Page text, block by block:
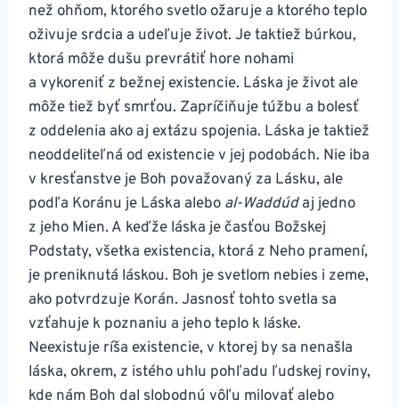
než ohňom, ktorého svetlo ožaruje a ktorého teplo
oživuje srdcia a udeľuje život. Je taktiež búrkou,
ktorá môže dušu prevrátiť hore nohami
a vykoreniť z bežnej existencie. Láska je život ale
môže tiež byť smrťou. Zapríčiňuje túžbu a bolesť
z oddelenia ako aj extázu spojenia. Láska je taktiež
neoddeliteľná od existencie v jej podobách. Nie iba
v kresťanstve je Boh považovaný za Lásku, ale
podľa Koránu je Láska alebo al-Waddúdaj jedno
z jeho Mien. A keďže láska je časťou Božskej
Podstaty, všetka existencia, ktorá z Neho pramení,
je preniknutá láskou. Boh je svetlom nebies i zeme,
ako potvrdzuje Korán. Jasnosť tohto svetla sa
vzťahuje k poznaniu a jeho teplo k láske.
Neexistuje ríša existencie, v ktorej by sa nenašla
láska, okrem, z istého uhlu pohľadu ľudskej roviny,
kde nám Boh dal slobodnú vôľu milovať alebo